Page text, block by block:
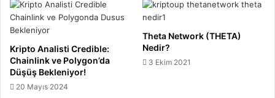
Piyasa
Toparlanması
Yakın
Mı?
Kripto Analisti Credible:
Chainlink ve Polygon’da
Düşüş Bekleniyor!
20 Mayıs 2024
Theta Network (THETA)
Nedir?
3 Ekim 2021